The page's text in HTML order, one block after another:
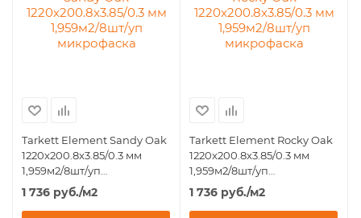
Tarkett Element Sandy Oak
1220x200.8x3.85/0.3 мм
1,959м2/8шт/уп
микрофаска
1 736 руб./м2
Tarkett Element Rocky Oak
1220x200.8x3.85/0.3 мм
1,959м2/8шт/уп
микрофаска
1 736 руб./м2